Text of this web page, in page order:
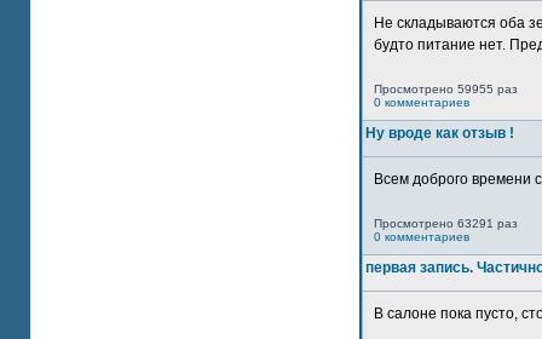
Не складываются оба
будто питание нет.
Просмотрено 59955 раз
0 комментариев
Ну вроде как отзыв !
Всем доброго времени
Просмотрено 63291 раз
0 комментариев
первая запись.
В салоне пока пусто,